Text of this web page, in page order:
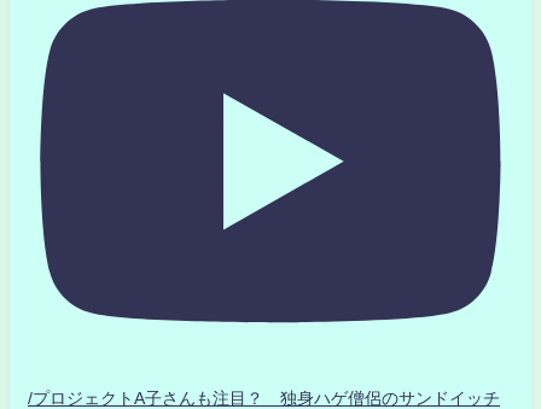
/プロジェクトA子さんも注目？ 独身ハゲ僧侶のサンドイッチ